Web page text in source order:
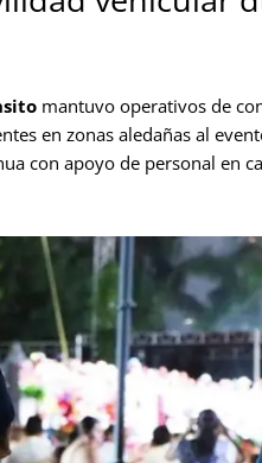
mantuvo operativos de
en zonas aledañas al
con apoyo de personal en